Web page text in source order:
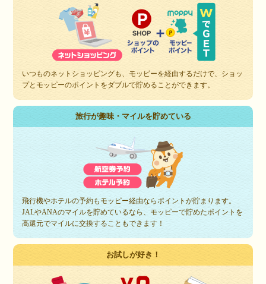
いつものネットショッピングも、モッピーを経由するだけで、ショッ
プとモッピーのポイントをダブルで貯めることができます。
旅行が趣味・マイルを貯めている
飛行機やホテルの予約もモッピー経由ならポイントが貯まります。
JALやANAのマイルを貯めているなら、モッピーで貯めたポイントを
高還元でマイルに交換することもできます！
お試しが好き！